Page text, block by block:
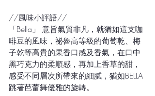
//風味小評語//
「Bella」 意旨氣質非凡，就猶如這支咖
啡豆的風味，祕魯高等級的葡萄乾、梅
子乾等高貴的果香口感及香氣，在口中
黑巧克力的柔順感，再加上香草的甜，
感受不同層次所帶來的細膩，猶如BELLA
跳著芭蕾舞優雅的旋轉。